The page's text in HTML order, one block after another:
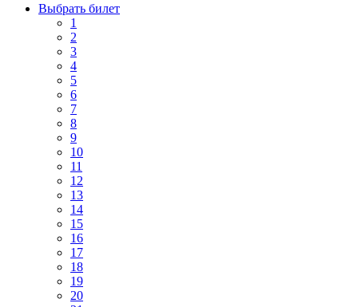
Выбрать билет
1
2
3
4
5
6
7
8
9
10
11
12
13
14
15
16
17
18
19
20